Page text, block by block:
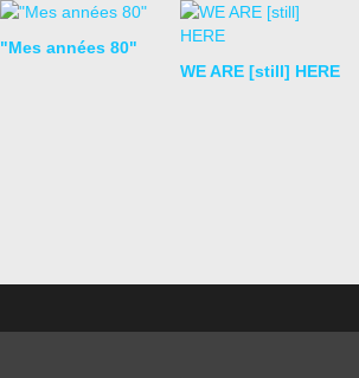
"Mes années 80"
WE ARE [still] HERE